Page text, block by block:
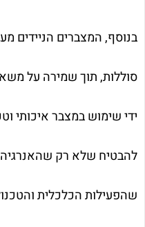
בנוסף, המצברים הניידים
סוללות, תוך שמירה על
ידי שימוש במצבר איכותי
להבטיח שלא רק
שהפעילות הכלכלית